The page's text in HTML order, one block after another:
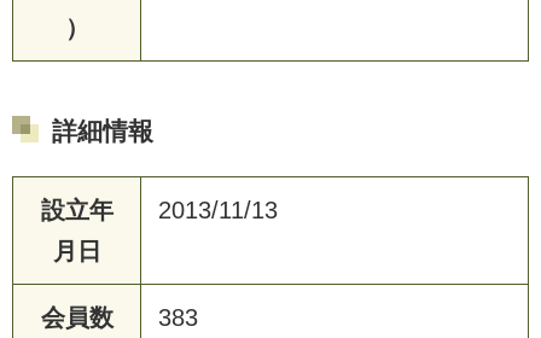
）
詳細情報
設立年
月日
2013/11/13
会員数 383